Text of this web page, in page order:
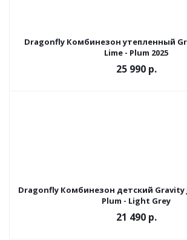
Dragonfly Комбинезон утепленный
Lime - Plum 2025
25 990 р.
Dragonfly Комбинезон детский Gravity
Plum - Light Grey
21 490 р.